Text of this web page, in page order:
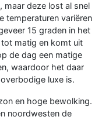
maar deze lost al snel
temperaturen variëren
15 graden in het
matig en komt uit
de dag een matige
waardoor het daar
luxe is.
en hoge bewolking.
noordwesten de